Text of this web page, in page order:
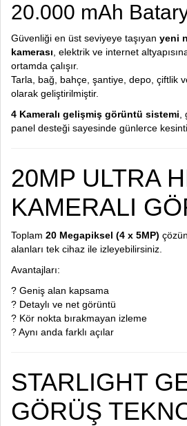
20.000 mAh
Güvenliği en üst seviyeye taşıyan yeni
kamerası , elektrik ve internet
ortamda çalışır.
Tarla, bağ, bahçe, şantiye, depo, çiftlik
olarak geliştirilmiştir.
4 Kameralı gelişmiş görüntü sistemi
panel desteği sayesinde günlerce
20MP ULTRA
KAMERALI
Toplam 20 Megapiksel (4 x 5MP)
alanları tek cihaz ile izleyebilirsiniz.
Avantajları:
? Geniş alan kapsama
? Detaylı ve net görüntü
? Kör nokta bırakmayan izleme
? Aynı anda farklı açılar
STARLIGHT
GÖRÜŞ